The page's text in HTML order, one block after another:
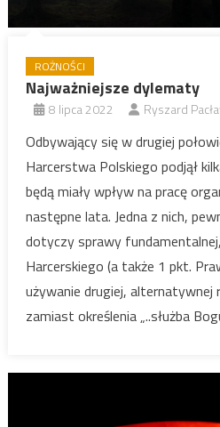
ROŻNOŚCI
Najważniejsze dylematy
8 lipca 2022 Ryszard
Odbywający się w drugiej
Harcerstwa Polskiego podjął
będą miały wpływ na pracę
następne lata. Jedna z nich,
dotyczy sprawy
Harcerskiego (a także 1 pkt.
używanie drugiej,
zamiast określenia „..służba